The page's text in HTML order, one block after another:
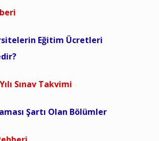
Eğitim Ücretleri
Sınav Takvimi
Şartı Olan Bölümler